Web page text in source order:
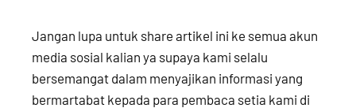
Jangan lupa untuk share artikel ini ke semua akun
media sosial kalian ya supaya kami selalu
bersemangat dalam menyajikan informasi yang
bermartabat kepada para pembaca setia kami di